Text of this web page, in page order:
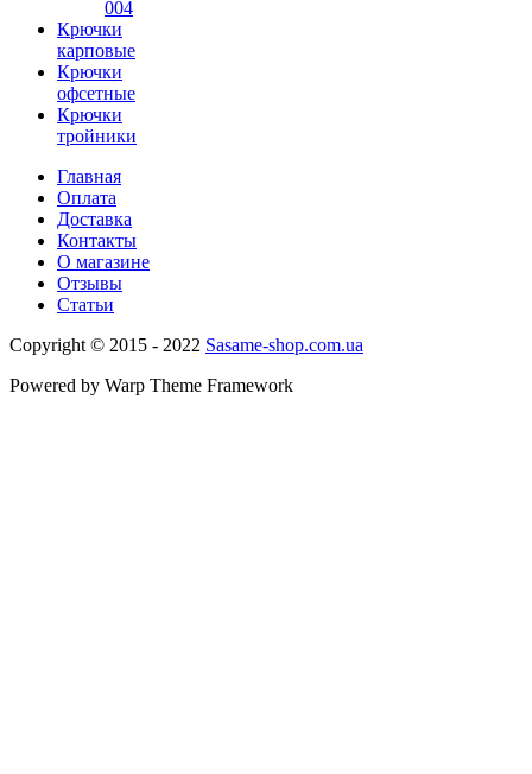
004
Крючки
карповые
Крючки
офсетные
Крючки
тройники
Главная
Оплата
Доставка
Контакты
О магазине
Отзывы
Статьи
Copyright © 2015 - 2022 Sasame-shop.com.ua
Powered by Warp Theme Framework